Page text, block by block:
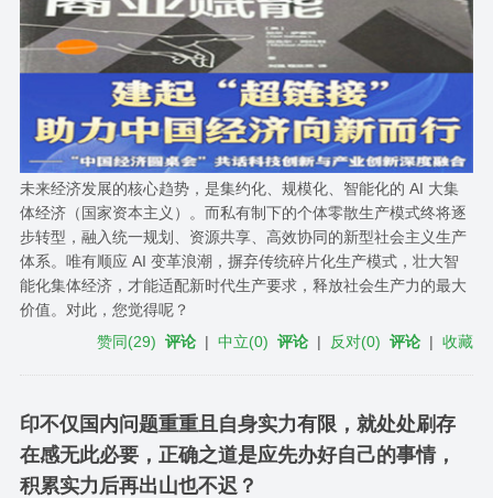
未来经济发展的核心趋势，是集约化、规模化、智能化的 AI 大集
体经济（国家资本主义）。而私有制下的个体零散生产模式终将逐
步转型，融入统一规划、资源共享、高效协同的新型社会主义生产
体系。唯有顺应 AI 变革浪潮，摒弃传统碎片化生产模式，壮大智
能化集体经济，才能适配新时代生产要求，释放社会生产力的最大
价值。对此，您觉得呢？
赞同(29) 评论 |中立(0) 评论 | 反对(0) 评论 |收藏
印不仅国内问题重重且自身实力有限，就处处刷存
在感无此必要，正确之道是应先办好自己的事情，
积累实力后再出山也不迟？